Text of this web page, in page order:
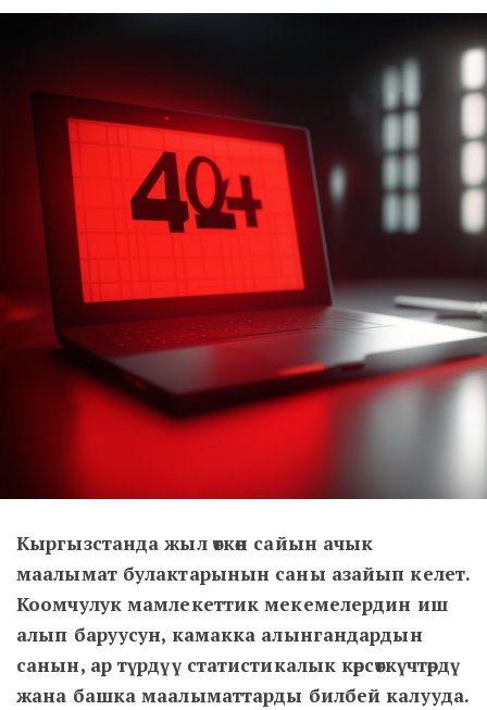
Кыргызстанда жыл өткөн сайын ачык
маалымат булактарынын саны азайып келет.
Коомчулук мамлекеттик мекемелердин иш
алып баруусун, камакка алынгандардын
санын, ар түрдүү статистикалык көрсөткүчтөрдү
жана башка маалыматтарды билбей калууда.